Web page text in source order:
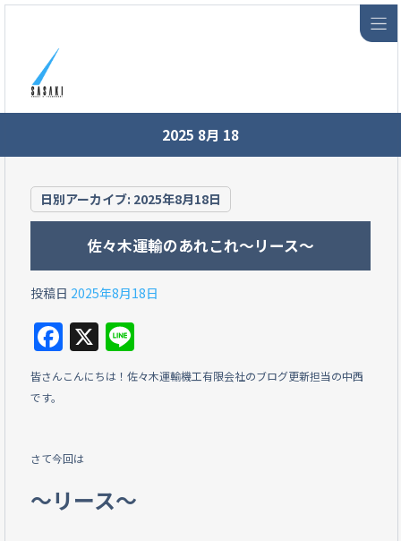
2025 8月 18
日別アーカイブ: 2025年8月18日
佐々木運輸のあれこれ～リース～
投稿日 2025年8月18日
F
a
c
b
o
X Li
n
e
皆さんこんにちは！佐々木運輸機工有限会社のブログ更新担当の中西
です。
さて今回は
～リース～